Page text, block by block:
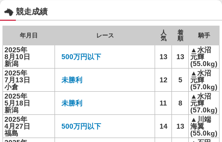
競走成績
年月日 レース
人
気
着
順
騎手
2025年
8月10日
新潟
500万円以下 13 13
▲水沼
元輝
(55.0kg)
2025年
7月13日
小倉
未勝利 12 5
▲水沼
元輝
(57.0kg)
2025年
5月18日
新潟
未勝利 11 8
▲水沼
元輝
(57.0kg)
2025年
4月27日
福島
500万円以下 14 13
▲川端
海翼
(55.0kg)